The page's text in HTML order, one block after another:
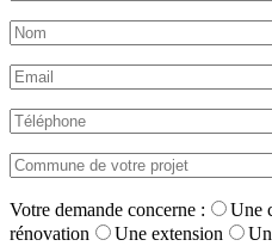
Votre demande concerne : Une
rénovation
Une extension